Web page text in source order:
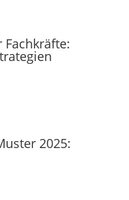
2025: